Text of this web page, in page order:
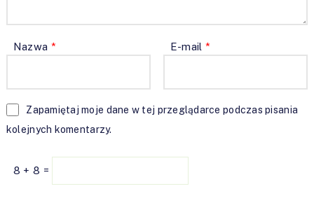
Nazwa * E-mail *
Zapamiętaj moje dane w tej przeglądarce podczas pisania
kolejnych komentarzy.
8 + 8 =